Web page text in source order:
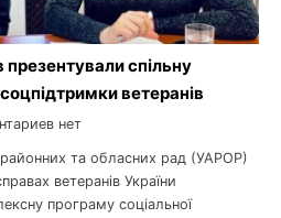
спільну
ветеранів
нет
районних та обласних рад (УАРОР)
ветеранів України
програму соціальної